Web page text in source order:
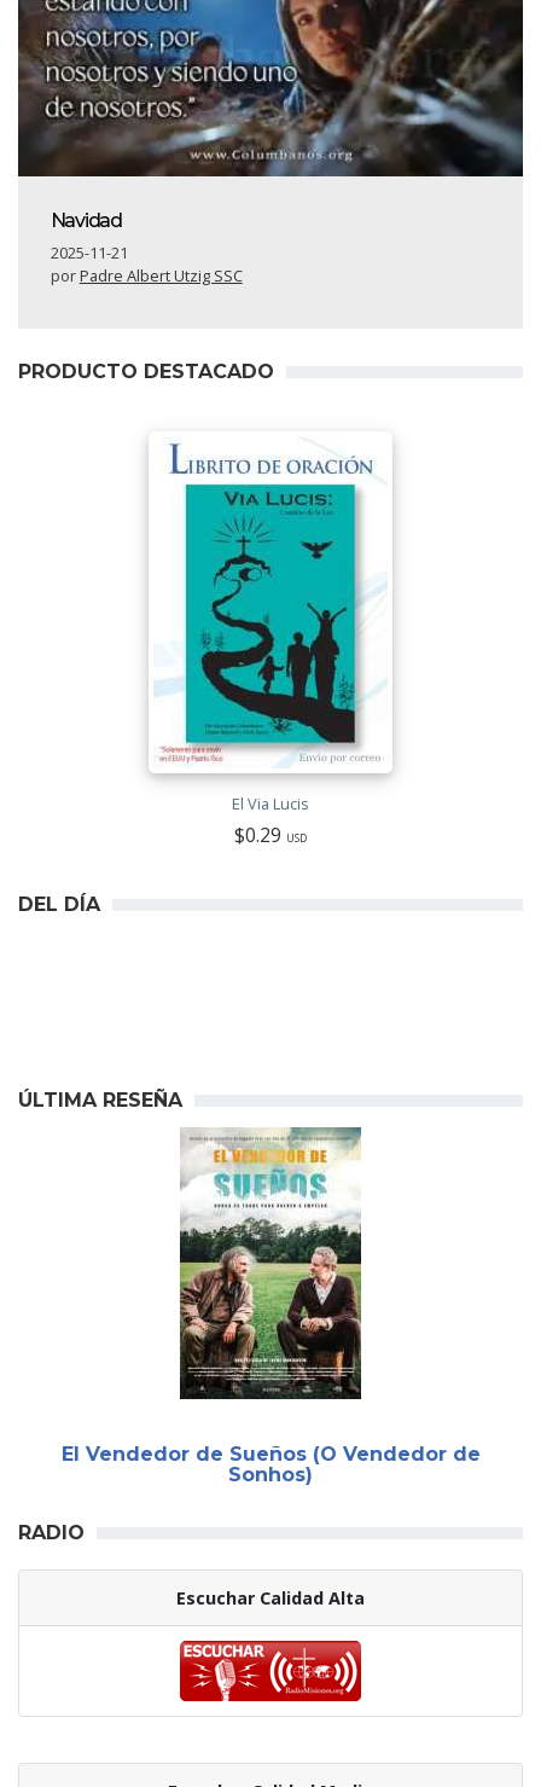
Navidad
2025-11-21
porPadre Albert Utzig SSC
PRODUCTO DESTACADO
El Via Lucis
$0.29 USD
DEL DÍA
ÚLTIMA RESEÑA
El Vendedor de Sueños (O Vendedor de
Sonhos)
RADIO
Escuchar Calidad Alta